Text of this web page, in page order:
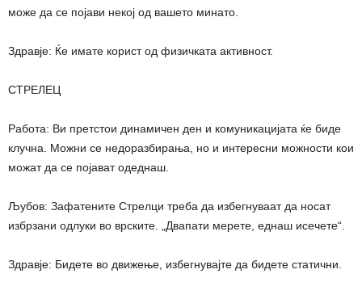
може да се појави некој од вашето минато.
Здравје: Ќе имате корист од физичката активност.
СТРЕЛЕЦ
Работа: Ви претстои динамичен ден и комуникацијата ќе биде
клучна. Можни се недоразбирања, но и интересни можности кои
можат да се појават одеднаш.
Љубов: Зафатените Стрелци треба да избегнуваат да носат
избрзани одлуки во врските. „Двапати мерете, еднаш исечете“.
Здравје: Бидете во движење, избегнувајте да бидете статични.